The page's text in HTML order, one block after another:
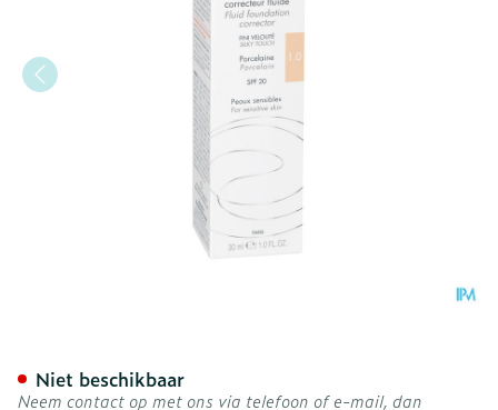
Niet beschikbaar
Neem contact op met ons via telefoon of e-mail, dan